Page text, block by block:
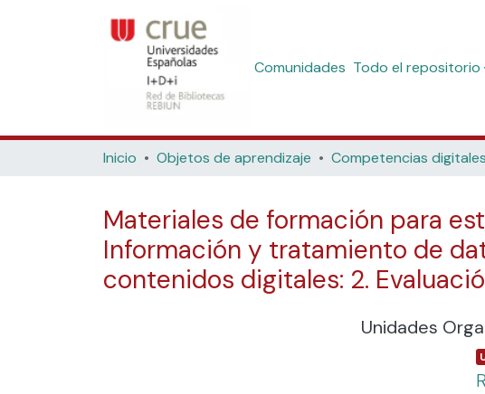
Comunidades Todo el repositorio
Inicio Objetos de aprendizaje
Materiales de formación para
Información y tratamiento de
contenidos digitales: 2.
Unidades